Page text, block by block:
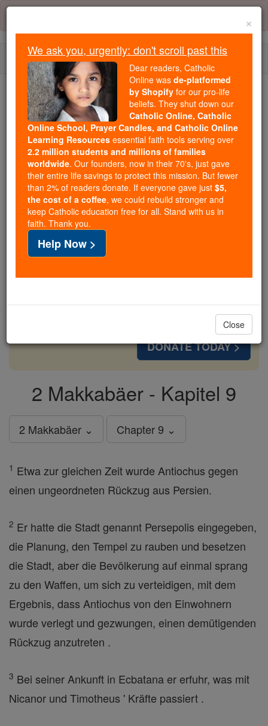
Skip
content
Because of You, 2.2 Million
Students Are Being Formed in the
Faith
Because of generous supporters like you,
Catholic Online School has already delivered
free, faithful Catholic education to over 2.2
million students across 193 countries. In an age
of noise and algorithms, you are helping form
souls with truth, prayer, Scripture, and Christ.
If everyone who reads this gave just $5 — the
free for all. Be Courageous. Be Catholic. Stand
DONATE TODAY >
2 Makkabäer - Kapitel 9
2 Makkabäer ⌄ Chapter 9 ⌄
1 Etwa zur gleichen Zeit wurde Antiochus gegen
einen ungeordneten Rückzug aus Persien.
2 Er hatte die Stadt genannt Persepolis eingegeben,
die Planung, den Tempel zu rauben und besetzen
die Stadt, aber die Bevölkerung auf einmal sprang
zu den Waffen, um sich zu verteidigen, mit dem
Ergebnis, dass Antiochus von den Einwohnern
wurde verlegt und gezwungen, einen demütigenden
Rückzug anzutreten .
3 Bei seiner Ankunft in Ecbatana er erfuhr, was mit
Nicanor und Timotheus ' Kräfte passiert .
×
We ask you, urgently: don't scroll past this
Dear readers, Catholic
Online was de-platformed
by Shopify for our pro-life
beliefs. They shut down our
Catholic Online, Catholic
Online School, Prayer Candles, and Catholic Online
Learning Resources essential faith tools serving over
2.2 million students and millions of families
worldwide. Our founders, now in their 70's, just gave
their entire life savings to protect this mission. But fewer
than 2% of readers donate. If everyone gave just $5,
the cost of a coffee, we could rebuild stronger and
keep Catholic education free for all. Stand with us in
faith. Thank you.
Help Now >
Close